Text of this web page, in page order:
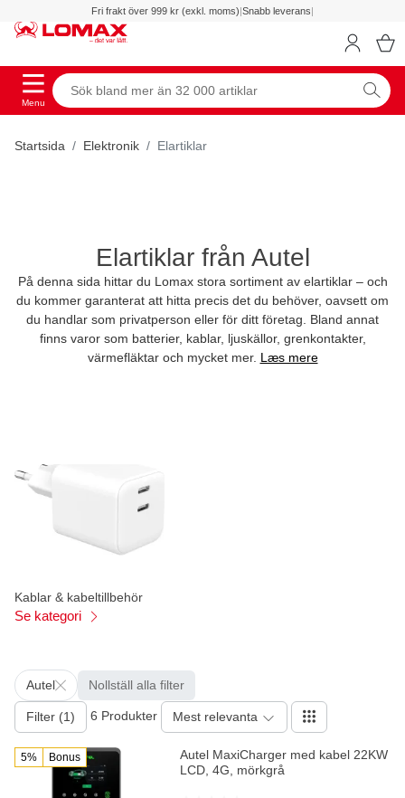
Fri frakt över 999 kr (exkl. moms)|Snabb leverans|
Menu
Startsida Elektronik Elartiklar
Elartiklar från Autel
På denna sida hittar du Lomax stora sortiment av elartiklar – och
du kommer garanterat att hitta precis det du behöver, oavsett om
du handlar som privatperson eller för ditt företag. Bland annat
finns varor som batterier, kablar, ljuskällor, grenkontakter,
värmefläktar och mycket mer. Læs mere
Kablar & kabeltillbehör
Se kategori
Autel Nollställ alla filter
Filter (1) 6 Produkter Mest relevanta
5% Bonus
Autel MaxiCharger med kabel 22KW
LCD, 4G, mörkgrå